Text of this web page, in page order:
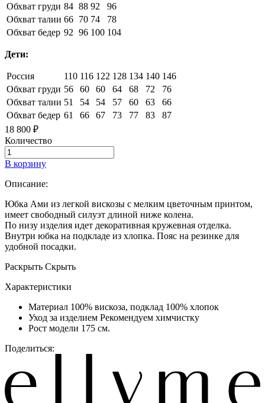
Обхват груди 84 88 92
96
Обхват талии 66 70 74
78
Обхват бедер 92 96 100 104
Дети:
Россия 110 116 122 128 134 140 146
Обхват груди 56 60 60 64 68 72
76
Обхват талии 51 54 54 57 60 63
66
Обхват бедер 61 66 67 73 77 83
87
18 800 ₽
Количество
В корзину
Описание:
Юбка Ами из легкой вискозы с мелким цветочным принтом,
имеет свободный силуэт длиной ниже колена.
По низу изделия идет декоративная кружевная отделка.
Внутри юбка на подкладе из хлопка. Пояс на резинке для
удобной посадки.
Раскрыть Скрыть
Характеристики
Материал 100% вискоза, подклад 100% хлопок
Уход за изделием Рекомендуем химчистку
Рост модели 175 см.
Поделиться: